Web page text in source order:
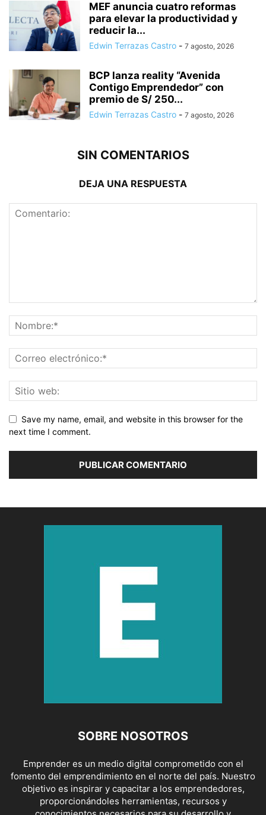
MEF anuncia cuatro reformas
para elevar la productividad y
reducir la...
Edwin Terrazas Castro - 7 agosto, 2026
BCP lanza reality “Avenida
Contigo Emprendedor” con
premio de S/ 250...
Edwin Terrazas Castro - 7 agosto, 2026
SIN COMENTARIOS
DEJA UNA RESPUESTA
Save my name, email, and website in this browser for the
next time I comment.
SOBRE NOSOTROS
Emprender es un medio digital comprometido con el
fomento del emprendimiento en el norte del país. Nuestro
objetivo es inspirar y capacitar a los emprendedores,
proporcionándoles herramientas, recursos y